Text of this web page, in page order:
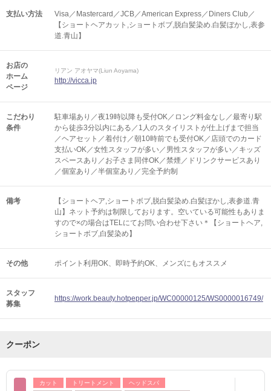
支払い方法
Visa／Mastercard／JCB／American Express／Diners Club／
【ショートヘアカット,ショートボブ,脱白髪染め.白髪ぼかし,表参
道.青山】
お店の
ホーム
ページ
リアン アオヤマ(Liun Aoyama)
http://vicca.jp
こだわり
条件
駐車場あり／夜19時以降も受付OK／ロング料金なし／最寄り駅
から徒歩3分以内にある／1人のスタイリストが仕上げまで担当
／ヘアセット／着付け／朝10時前でも受付OK／店頭でのカード
支払いOK／女性スタッフが多い／男性スタッフが多い／キッズ
スペースあり／お子さま同伴OK／禁煙／ドリンクサービスあり
／個室あり／半個室あり／完全予約制
備考
【ショートヘア,ショートボブ,脱白髪染め.白髪ぼかし,表参道.青
山】ネット予約は制限しております。空いている可能性もありま
すので×の場合はTELにてお問い合わせ下さい＊【ショートヘア,
ショートボブ,白髪染め】
その他 ポイント利用OK 即時予約OK メンズにもオススメ
スタッフ
募集
https://work.beauty.hotpepper.jp/WC00000125/WS0000016749/
クーポン
カット トリートメント ヘッドスパ